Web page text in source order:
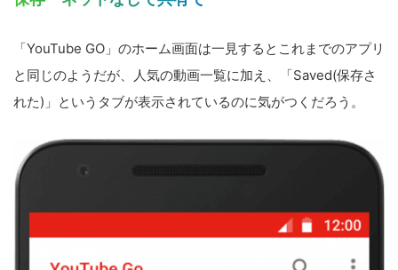
「YouTube GO」のホーム画面は一見するとこれまでのアプリ
と同じのようだが、人気の動画一覧に加え、「Saved(保存さ
れた)」というタブが表示されているのに気がつくだろう。